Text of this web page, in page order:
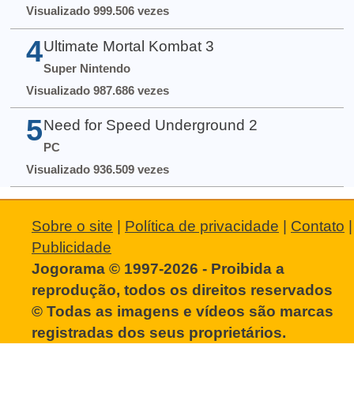
Visualizado 999.506 vezes
4 Ultimate Mortal Kombat 3
Super Nintendo
Visualizado 987.686 vezes
5 Need for Speed Underground 2
PC
Visualizado 936.509 vezes
Sobre o site Política de privacidade Contato
Publicidade
Jogorama © 1997-2026 - Proibida a
reprodução, todos os direitos reservados
© Todas as imagens e vídeos são marcas
registradas dos seus proprietários.